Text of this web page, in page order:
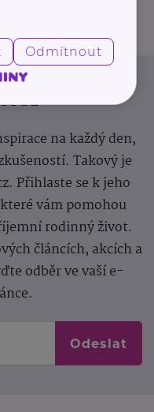
na každý den,
Takový je
Přihlaste se k jeho
vám pomohou
rodinný život.
článcích, akcích a
odběr ve vaší e-
Odeslat
Odmítnout